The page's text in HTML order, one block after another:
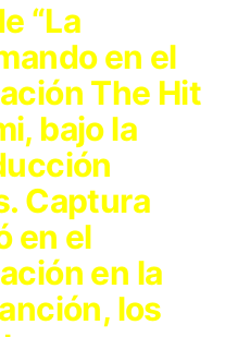
“La
en el
The Hit
bajo la
. Captura
en el
en la
los